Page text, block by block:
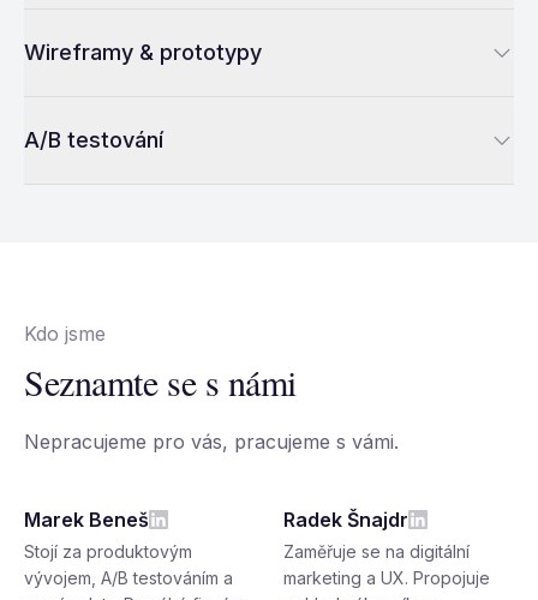
Wireframy & prototypy
A/B testování
Kdo jsme
Seznamte se s námi
Nepracujeme pro vás, pracujeme s vámi.
Marek Beneš
Stojí za produktovým
vývojem, A/B testováním a
Radek Šnajdr
Zaměřuje se na digitální
marketing a UX. Propojuje